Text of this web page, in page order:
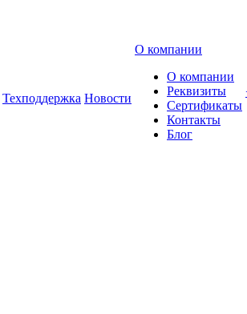
Техподдержка Новости
О компании
О компании
Реквизиты
Сертификаты
Контакты
Блог